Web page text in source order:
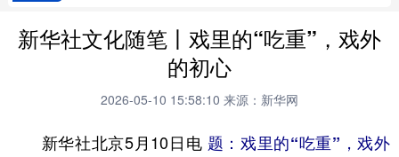
学习进行时 高层 时政 人事
科技 科创 量子 体育
新华社文化随笔丨戏里的“吃重”，戏外
的初心
2026-05-10 15:58:10 来源：新华网
新华社北京5月10日电 题：戏里的“吃重”，戏外